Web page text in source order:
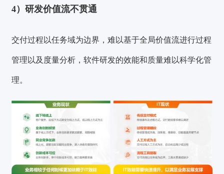
4）研发价值流不贯通
交付过程以任务域为边界，难以基于全局价值流进行过程
管理以及度量分析，软件研发的效能和质量难以科学化管
理。